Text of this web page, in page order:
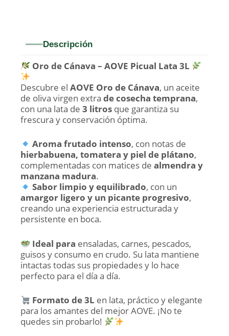
Descripción
Oro de Cánava – AOVE Picual Lata 3L
Descubre el AOVE Oro de Cánava, un aceite
de oliva virgen extra de cosecha temprana,
con una lata de 3 litros que garantiza su
frescura y conservación óptima.
Aroma frutado intenso, con notas de
hierbabuena, tomatera y piel de plátano,
complementadas con matices de almendra y
manzana madura.
Sabor limpio y equilibrado, con un
amargor ligero y un picante progresivo,
creando una experiencia estructurada y
persistente en boca.
Ideal para ensaladas, carnes, pescados,
guisos y consumo en crudo. Su lata mantiene
intactas todas sus propiedades y lo hace
perfecto para el día a día.
Formato de 3L en lata, práctico y elegante
para los amantes del mejor AOVE. ¡No te
quedes sin probarlo!